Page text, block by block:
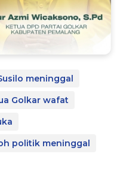
meninggal
Golkar wafat
politik meninggal